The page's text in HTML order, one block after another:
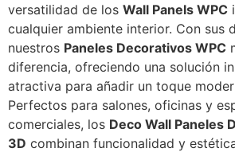
versatilidad de los Wall Panels WPC
cualquier ambiente interior. Con sus
nuestros Paneles Decorativos WPC
diferencia, ofreciendo una solución
atractiva para añadir un toque
Perfectos para salones, oficinas y
comerciales, los Deco Wall Paneles
3D combinan funcionalidad y